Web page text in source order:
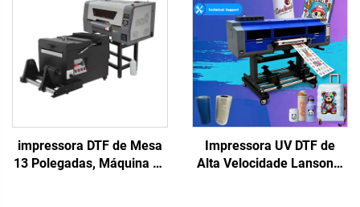
Lenços de Papel, Leque de
Copo
Rígidos Capa de Telefone
Acrílico Metal Impressão
impressora DTF de Mesa
13 Polegadas, Máquina de
Impressora UV DTF de
Alta Velocidade Lansong,